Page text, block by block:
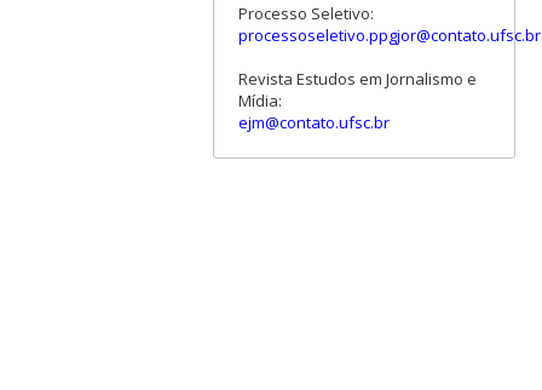
Processo Seletivo:
processoseletivo.ppgjor@contato.ufsc.br
Revista Estudos em Jornalismo e
Mídia:
ejm@contato.ufsc.br